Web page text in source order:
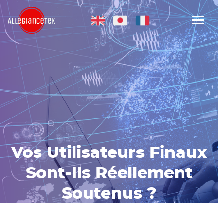
Vos Utilisateurs Finaux
Sont-Ils Réellement
Soutenus ?